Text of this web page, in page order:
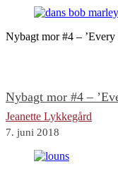
Nybagt mor #4 –
Nybagt mor #4 –
Jeanette Lykkegård
7. juni 2018